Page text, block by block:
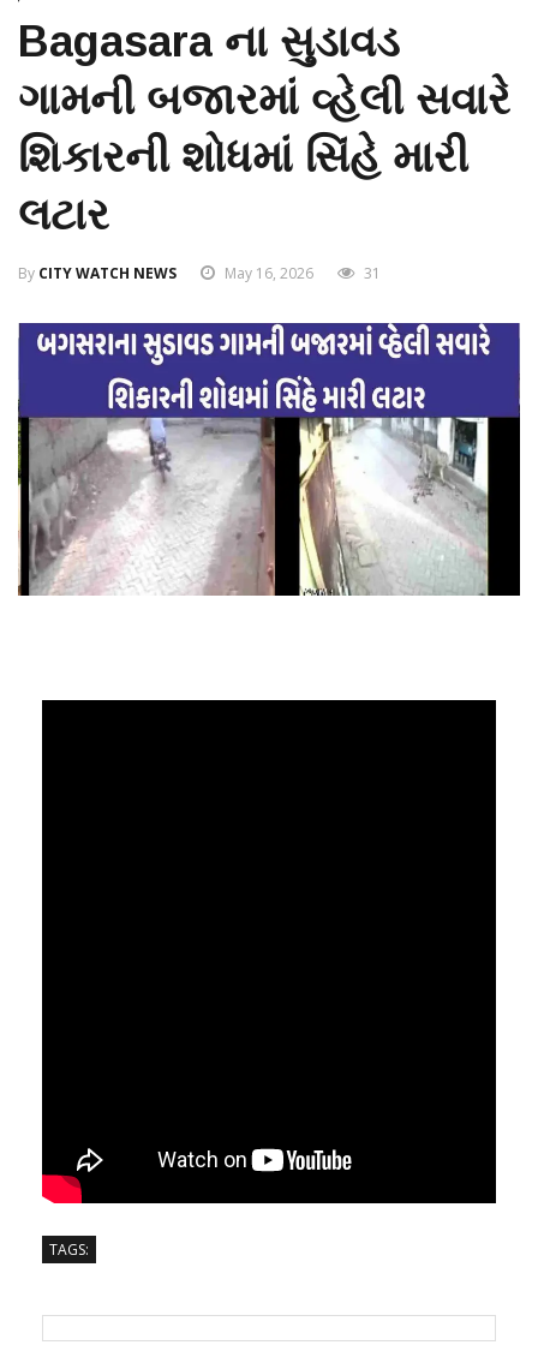
Bagasara ના સુડાવડ
ગામની બજારમાં વ્હેલી સવારે
શિકારની શોધમાં સિંહે મારી
લટાર
By CITY WATCH NEWS May 16, 2026 31
TAGS: